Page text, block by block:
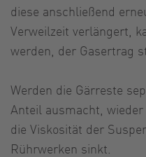
diese anschließend
Verweilzeit verlängert,
werden, der Gasertrag
Werden die Gärreste
Anteil ausmacht,
die Viskosität der
Rührwerken sinkt.